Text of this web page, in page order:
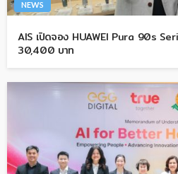
NEWS
AIS เปิดจอง HUAWEI Pura 90s
30,400 บาท